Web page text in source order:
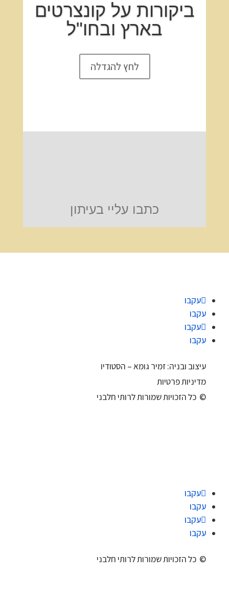
ביקורות על קונצרטים
בארץ ובחו"ל
לחץ להגדלה
כתבו עליי בעיתון
עקבו
עקבו
עקבו
עקבו
עיצוב ובניה: זמיר גומא – הסטודיו
מדיניות פרטיות
© כל הזכויות שמורות לרותי חלבני
עקבו
עקבו
עקבו
עקבו
© כל הזכויות שמורות לרותי חלבני